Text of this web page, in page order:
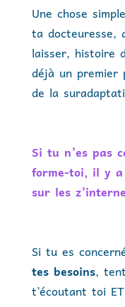
Une chose
ta docteuresse,
laisser, histoire
déjà un premier
de la
Si tu n’es pas
forme-toi, il y a
sur les
Si tu es
tes besoins,
t’écoutant toi